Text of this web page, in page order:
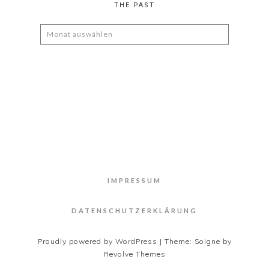
THE PAST
The
Past
IMPRESSUM
DATENSCHUTZERKLÄRUNG
Proudly powered by WordPress | Theme: Soigne by
Revolve Themes